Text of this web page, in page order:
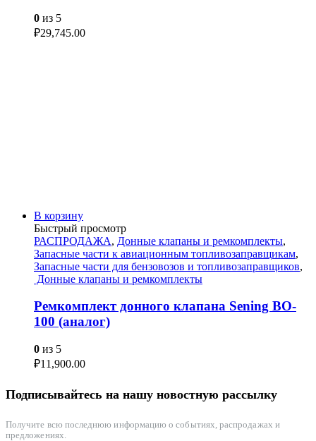
0 из 5
₽29,745.00
В корзину
Быстрый просмотр
РАСПРОДАЖА, Донные клапаны и ремкомплекты,
Запасные части к авиационным топливозаправщикам,
Запасные части для бензовозов и топливозаправщиков,
Донные клапаны и ремкомплекты
Ремкомплект донного клапана Sening BO-
100 (аналог)
0 из 5
₽11,900.00
Подписывайтесь на нашу новостную рассылку
Получите всю последнюю информацию о событиях, распродажах и
предложениях.